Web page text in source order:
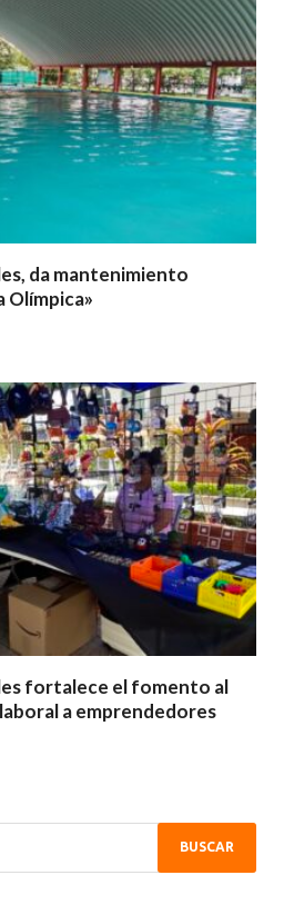
da mantenimiento
Olímpica»
fortalece el fomento al
a emprendedores